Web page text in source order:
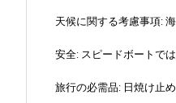
天候に関する考慮事項:
安全: スピードボートで
旅行の必需品: 日焼け止